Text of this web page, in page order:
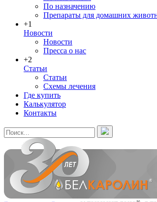
По назначению
Препараты для домашних
+1
Новости
Новости
Пресса о нас
+2
Статьи
Статьи
Схемы лечения
Где купить
Калькулятор
Контакты